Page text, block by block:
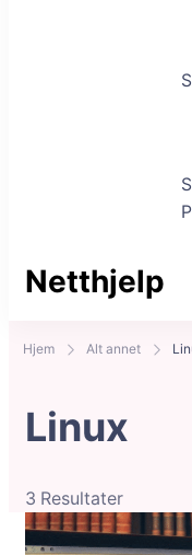
Netthjelp
Hjem Alt annet
Linux
3 Resultater